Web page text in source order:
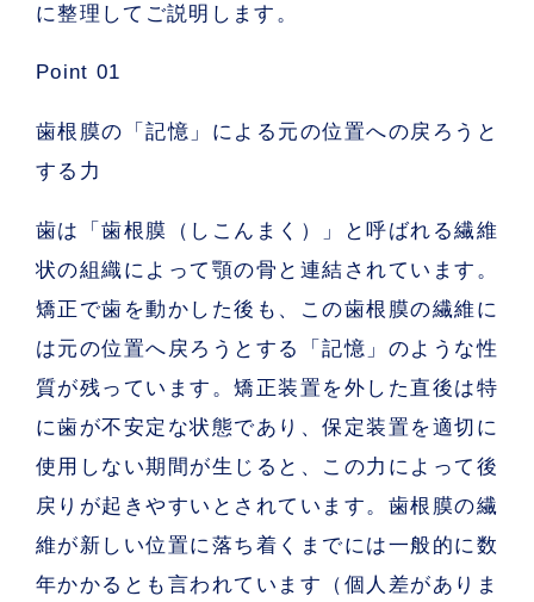
に整理してご説明します。
Point 01
歯根膜の「記憶」による元の位置への戻ろうと
する力
歯は「歯根膜（しこんまく）」と呼ばれる繊維
状の組織によって顎の骨と連結されています。
矯正で歯を動かした後も、この歯根膜の繊維に
は元の位置へ戻ろうとする「記憶」のような性
質が残っています。矯正装置を外した直後は特
に歯が不安定な状態であり、保定装置を適切に
使用しない期間が生じると、この力によって後
戻りが起きやすい とされています。歯根膜の繊
維が新しい位置に落ち着くまでには一般的に数
年かかるとも言われています（個人差がありま